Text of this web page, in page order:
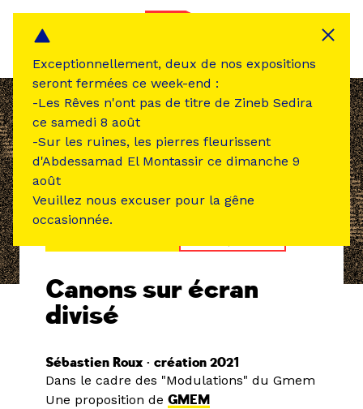
Canons sur écran
divisé
Sébastien Roux • création 2021
Dans le cadre des "Modulations" du Gmem
Une proposition de GMEM
Exceptionnellement, deux de nos expositions
seront fermées ce week-end :
-Les Rêves n'ont pas de titre de Zineb Sedira
ce samedi 8 août
-Sur les ruines, les pierres fleurissent
d'Abdessamad El Montassir ce dimanche 9
août
Veuillez nous excuser pour la gêne
occasionnée.
Panneau de gestion des cookies